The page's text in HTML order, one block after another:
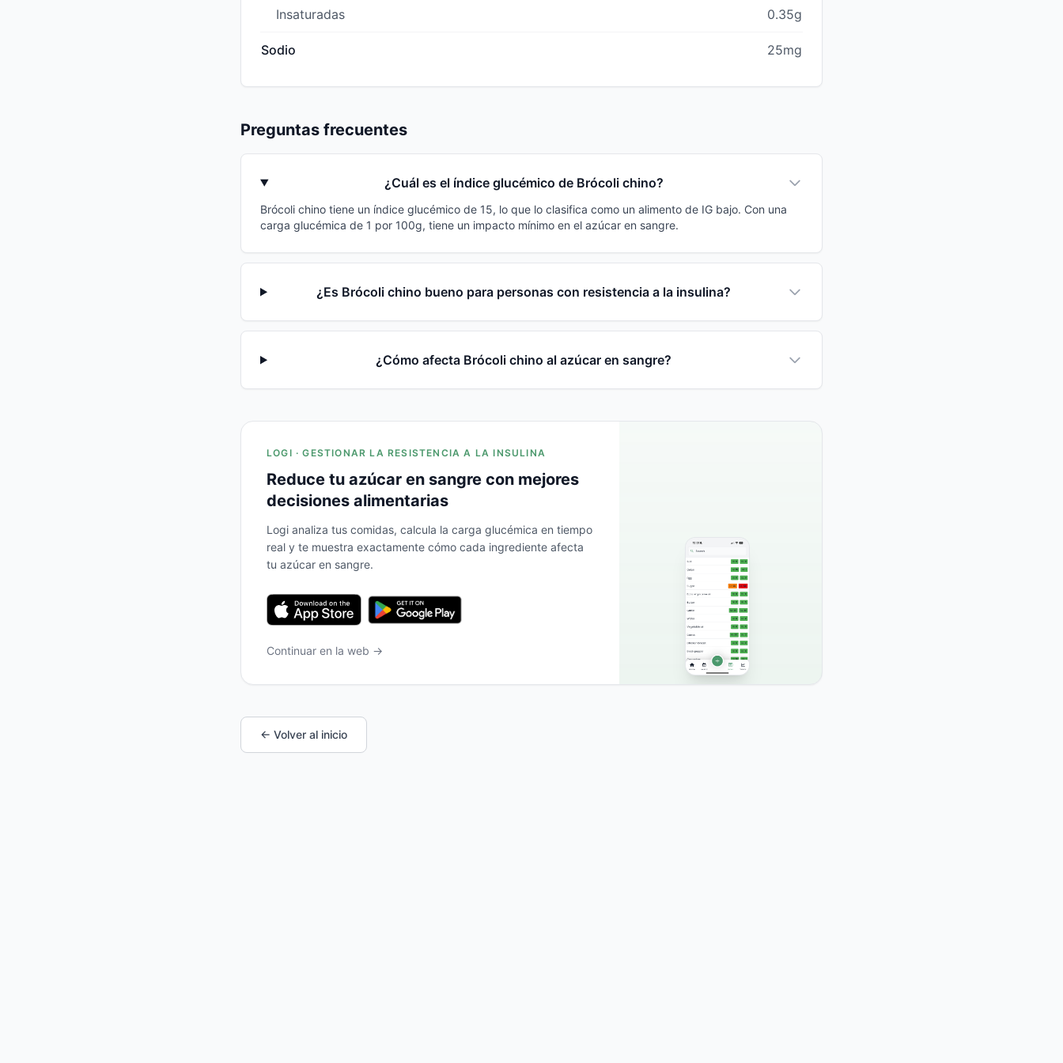
Insaturadas 0.35g
Sodio 25mg
Preguntas frecuentes
¿Cuál es el índice glucémico de Brócoli chino?
Brócoli chino tiene un índice glucémico de 15, lo que lo clasifica como un alimento de IG bajo. Con una
carga glucémica de 1 por 100g, tiene un impacto mínimo en el azúcar en sangre.
¿Es Brócoli chino bueno para personas con resistencia a la insulina?
¿Cómo afecta Brócoli chino al azúcar en sangre?
LOGI · GESTIONAR LA RESISTENCIA A LA INSULINA
Reduce tu azúcar en sangre con mejores
decisiones alimentarias
Logi analiza tus comidas, calcula la carga glucémica en tiempo
real y te muestra exactamente cómo cada ingrediente afecta
tu azúcar en sangre.
Continuar en la web →
← Volver al inicio